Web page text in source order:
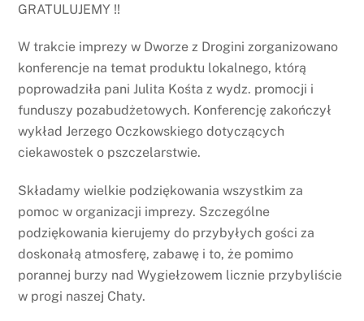
GRATULUJEMY !!
W trakcie imprezy w Dworze z Drogini zorganizowano
konferencje na temat produktu lokalnego, którą
poprowadziła pani Julita Kośta z wydz. promocji i
funduszy pozabudżetowych. Konferencję zakończył
wykład Jerzego Oczkowskiego dotyczących
ciekawostek o pszczelarstwie.
Składamy wielkie podziękowania wszystkim za
pomoc w organizacji imprezy. Szczególne
podziękowania kierujemy do przybyłych gości za
doskonałą atmosferę, zabawę i to, że pomimo
porannej burzy nad Wygiełzowem licznie przybyliście
w progi naszej Chaty.